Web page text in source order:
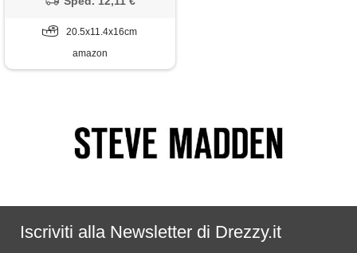
20.5x11.4x16cm
amazon
Iscriviti alla Newsletter di Drezzy.it